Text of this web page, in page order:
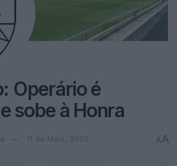
Operário é
sobe à Honra
11 de Maio, 2025 AA